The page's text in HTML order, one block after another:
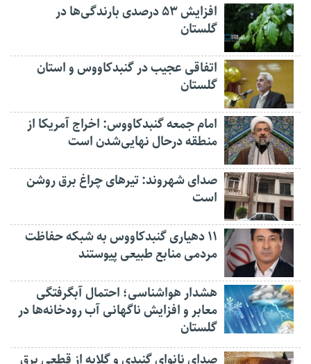
افزایش ۵۳ درصدی بارندگی‌ها در
گلستان
اتفاقی عجیب در‌ گنبدکاووس و استان
گلستان
امام جمعه گنبدکاووس: اخراج آمریکا از
منطقه درحال نهایی‌شدن است
صدای شهروند: تیرهای چراغ برق روشن
است
۱۱ دهیاری گنبدکاووس به شبکه حفاظت
مردمی منابع طبیعی پیوستند
هشدار هواشناسی؛ احتمال آبگرفتگی
معابر و افزایش ناگهانی آب رودخانه‌ها در
گلستان